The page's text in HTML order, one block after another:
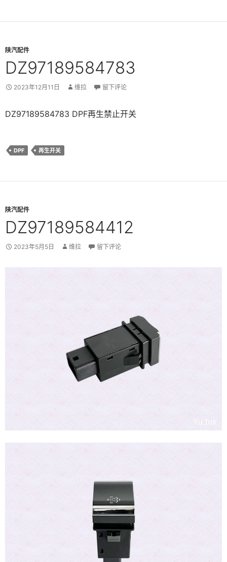
陕汽配件
DZ97189584783
2023年12月11日 维拉 留下评论
DZ97189584783 DPF再生禁止开关
DPF 再生开关
陕汽配件
DZ97189584412
2023年5月5日 维拉 留下评论